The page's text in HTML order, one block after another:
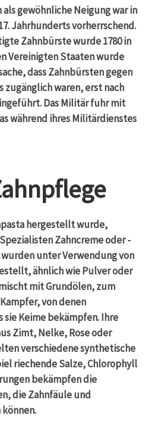
gewöhnliche Neigung war in
Jahrhunderts vorherrschend.
Zahnbürste wurde 1780 in
Vereinigten Staaten wurde
dass Zahnbürsten gegen
zugänglich waren, erst nach
Das Militär fuhr mit
während ihres Militärdienstes
hergestellt wurde,
Zahncreme oder -
unter Verwendung von
ähnlich wie Pulver oder
mit Grundölen, zum
von denen
sie Keime bekämpfen. Ihre
Zimt, Nelke, Rose oder
verschiedene synthetische
riechende Salze, Chlorophyll
bekämpfen die
die Zahnfäule und